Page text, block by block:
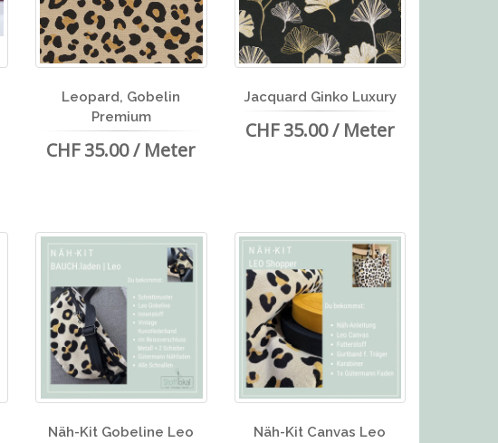
Leopard, Gobelin
Premium
CHF 35.00 / Meter
Jacquard Ginko Luxury
CHF 35.00 / Meter
Näh-Kit Gobeline Leo
Näh-Kit Canvas Leo